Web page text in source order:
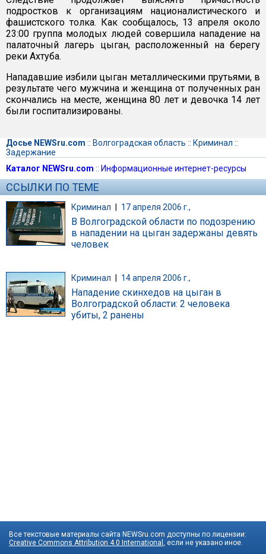
подростков к организациям националистического и
фашистского толка. Как сообщалось, 13 апреля около
23:00 группа молодых людей совершила нападение на
палаточный лагерь цыган, расположенный на берегу
реки Ахтуба.
Нападавшие избили цыган металлическими прутьями, в
результате чего мужчина и женщина от полученных ран
скончались на месте, женщина 80 лет и девочка 14 лет
были госпитализированы.
Досье NEWSru.com :: Волгоградская область :: Криминал ::
Задержание
Каталог NEWSru.com :: Информационные интернет-ресурсы
ССЫЛКИ ПО ТЕМЕ
Криминал | 17 апреля 2006 г.,
В Волгоградской области по подозрению
в нападении на цыган задержаны девять
человек
Криминал 14 апреля 2006 г.,
Нападение скинхедов на цыган в
Волгоградской области: 2 человека
убиты, 2 ранены
Все текстовые материалы сайта NEWSru.com доступны по лицензии:
Creative Commons Attribution 4.0 International , если не указано иное.